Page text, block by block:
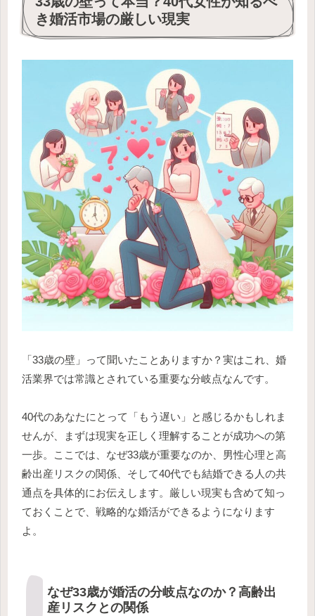
き婚活市場の厳しい現実
「33歳の壁」って聞いたことありますか？実はこれ、婚
活業界では常識とされている重要な分岐点なんです。
40代のあなたにとって「もう遅い」と感じるかもしれま
せんが、まずは現実を正しく理解することが成功への第
一歩。ここでは、なぜ33歳が重要なのか、男性心理と高
齢出産リスクの関係、そして40代でも結婚できる人の共
通点を具体的にお伝えします。厳しい現実も含めて知っ
ておくことで、戦略的な婚活ができるようになります
よ。
なぜ33歳が婚活の分岐点なのか？高齢出
産リスクとの関係